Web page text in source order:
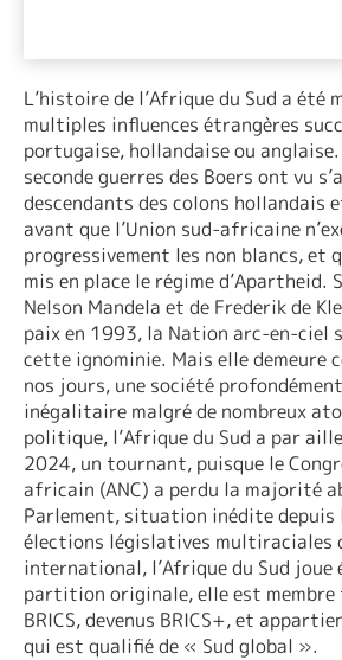
L’histoire de l’Afrique du Sud a été
multiples influences étrangères
portugaise, hollandaise ou
seconde guerres des Boers ont vu
descendants des colons hollandais
avant que l’Union sud-africaine
progressivement les non blancs, et
mis en place le régime d’Apartheid.
Nelson Mandela et de Frederik de
paix en 1993, la Nation arc-en-ciel
cette ignominie. Mais elle demeure
nos jours, une société
inégalitaire malgré de nombreux
politique, l’Afrique du Sud a par
2024, un tournant, puisque le
africain (ANC) a perdu la majorité
Parlement, situation inédite depuis
élections législatives multiraciales
international, l’Afrique du Sud joue
partition originale, elle est membre
BRICS, devenus BRICS+, et
qui est qualifié de « Sud global ».